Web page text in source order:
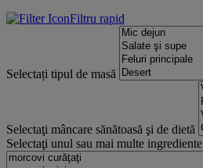
Filtru rapid
Selectați tipul de masă
Selectaţi mâncare sănătoasă şi de dietă
Selectaţi unul sau mai multe ingrediente